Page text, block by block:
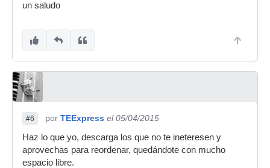
un saludo
#6 por TEExpress el 05/04/2015
Haz lo que yo, descarga los que no te ineteresen y
aprovechas para reordenar, quedándote con mucho
espacio libre.